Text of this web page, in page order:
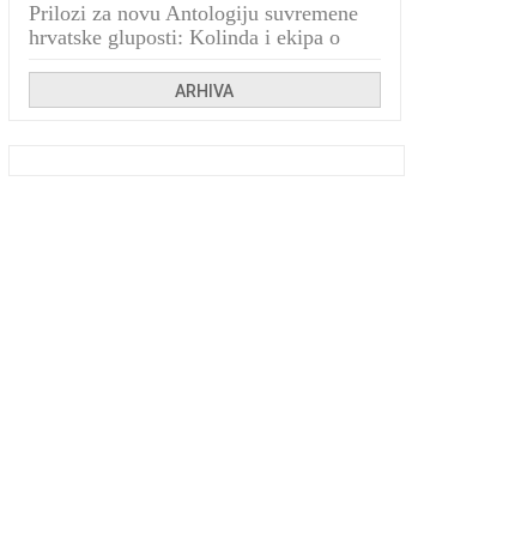
Prilozi za novu Antologiju suvremene
hrvatske gluposti: Kolinda i ekipa o
ARHIVA